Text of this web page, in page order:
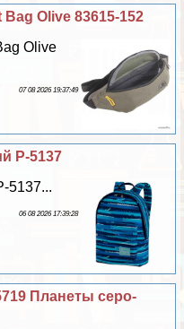
Olive 83615-152
Olive
07 08 2026 19:37:49
Р-5137
5137...
06 08 2026 17:39:28
Планеты серо-